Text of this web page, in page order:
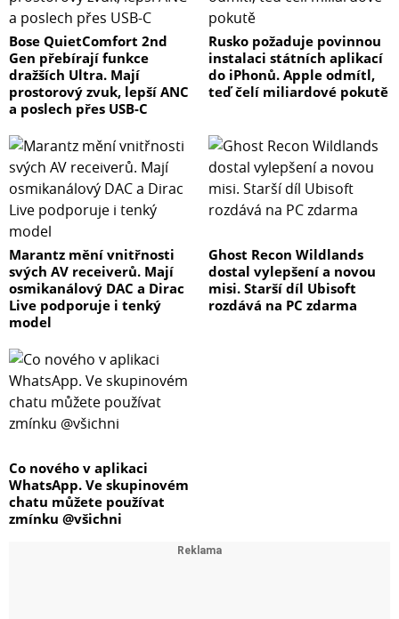
Bose QuietComfort 2nd
Gen přebírají funkce
dražších Ultra. Mají
prostorový zvuk, lepší ANC
a poslech přes USB-C
Rusko požaduje povinnou
instalaci státních aplikací
do iPhonů. Apple odmítl,
teď čelí miliardové pokutě
Marantz mění vnitřnosti
svých AV receiverů. Mají
osmikanálový DAC a Dirac
Live podporuje i tenký
model
Ghost Recon Wildlands
dostal vylepšení a novou
misi. Starší díl Ubisoft
rozdává na PC zdarma
Co nového v aplikaci
WhatsApp. Ve skupinovém
chatu můžete používat
zmínku @všichni